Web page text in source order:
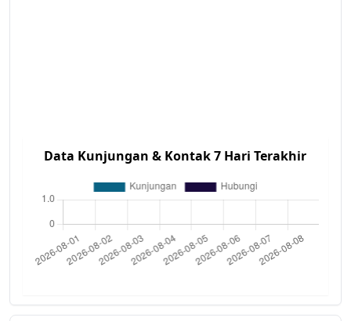
Data Kunjungan & Kontak 7 Hari Terakhir